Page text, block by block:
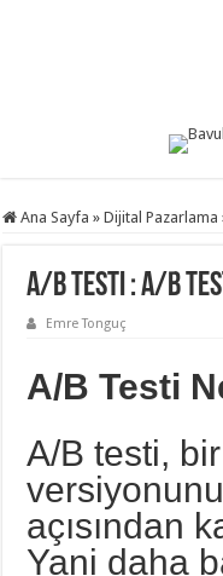
Ana Sayfa » Dijital Pazarlama
A/B Testi : A/B
Emre Tonguç
A/B Testi
A/B testi,
açısından
Yani daha